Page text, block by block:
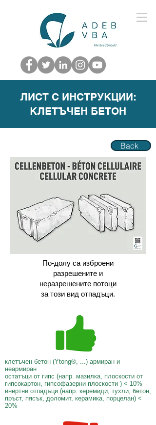
ЛИСТ С ИНСТРУКЦИИ:
КЛЕТЪЧЕН БЕТОН
Back
По-долу са изброени
разрешените и
неразрешените потоци
за този вид отпадъци.
клетъчен бетон (Ytong®, ...) армиран и
неармиран
остатъци от гипс (напр. мазилка, плоскости от
гипсокартон, гипсофазерни плоскости ) < 10%
инертни отпадъци (напр. керемиди, тухли, бетон,
пръст, пясък, доломит, керамика, порцелан) <
20%